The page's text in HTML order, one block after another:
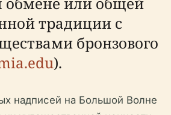
традиции с
бронзового
).
надписей на Большой Волне